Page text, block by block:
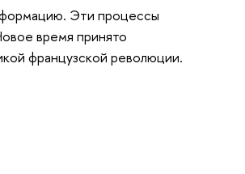
Эти процессы
время принято
французской революции.